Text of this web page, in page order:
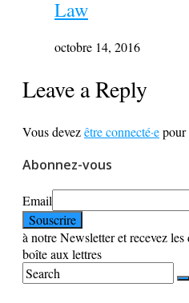
Law
octobre 14, 2016
Leave a Reply
Vous devezêtre connecté·epour
Abonnez-vous
Email
à notre Newsletter et recevez
boîte aux lettres